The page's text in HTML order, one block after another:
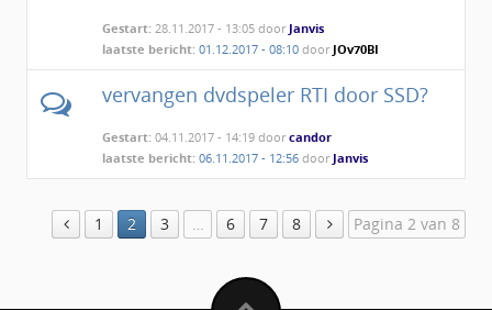
Gestart: 28.11.2017 - 13:05 door Janvis
laatste bericht: 01.12.2017 - 08:10door JOv70BI
vervangen dvdspeler RTI door SSD?
Gestart: 04.11.2017 - 14:19 doorcandor
laatste bericht: 06.11.2017 - 12:56door Janvis
1 2 3 … 6 7 8 Pagina 2 van 8